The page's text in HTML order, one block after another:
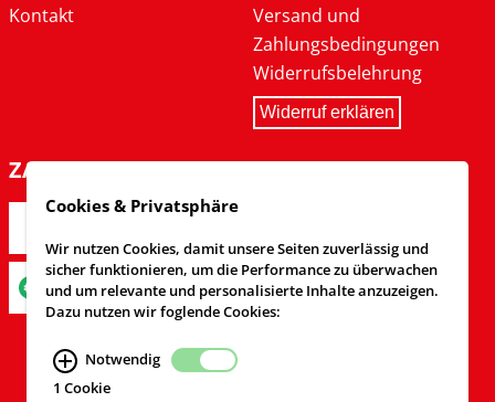
Kontakt
Versand und
Zahlungsbedingungen
Widerrufsbelehrung
Widerruf erklären
ZAHLARTEN
Cookies & Privatsphäre
Wir nutzen Cookies, damit unsere Seiten zuverlässig und
sicher funktionieren, um die Performance zu überwachen
und um relevante und personalisierte Inhalte anzuzeigen.
Dazu nutzen wir foglende Cookies:
Notwendig
1 Cookie